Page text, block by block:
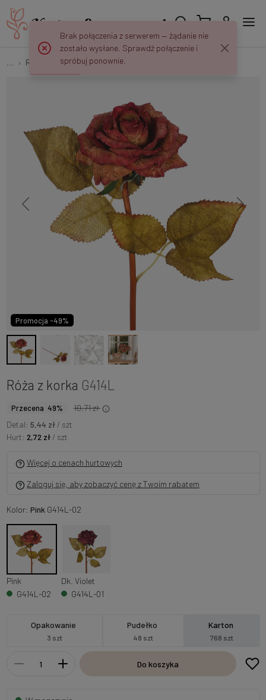
Róże Róża z korka G414L
Promocja -49%
Róża z korka G414L
Przecena 49%
10,71 zł
Detal: 5,44 zł/ szt
Hurt: 2,72 zł/ szt
Więcej o cenach hurtowych
Zaloguj się, aby zobaczyć cenę z Twoim rabatem
Kolor: PinkG414L-02
Pink
G414L-02
Dk. Violet
G414L-01
Opakowanie
3 szt
Pudełko
48 szt
Karton
768 szt
Do koszyka
Brak połączenia z serwerem — żądanie nie
zostało wysłane. Sprawdź połączenie i
spróbuj ponownie.